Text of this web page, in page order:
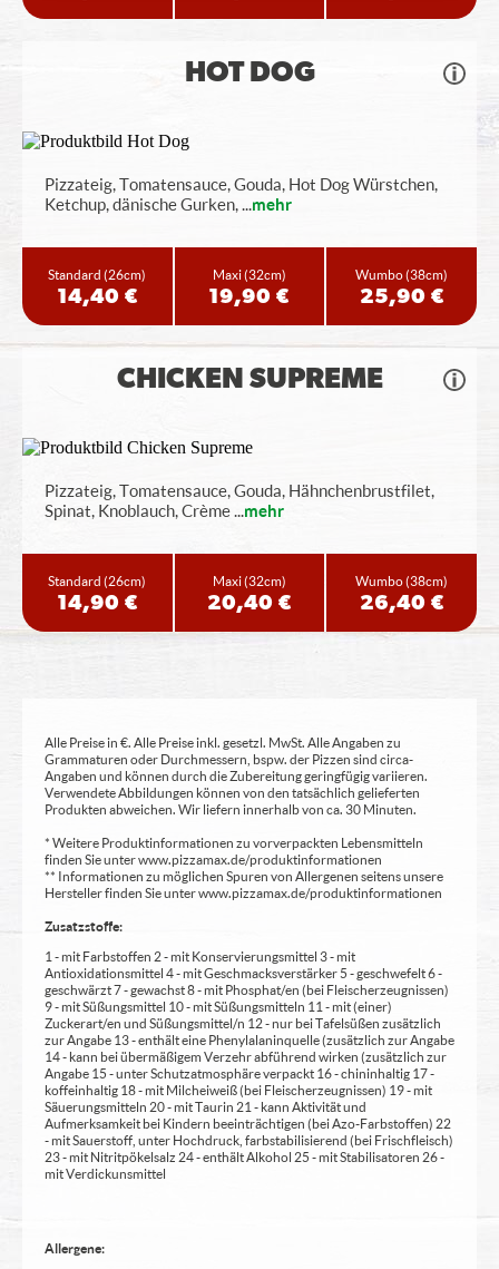
HOT DOG
Pizzateig, Tomatensauce, Gouda, Hot Dog Würstchen,
Ketchup, dänische Gurken,...mehr
Standard(26cm)
14,40 €
Maxi(32cm)
19,90 €
Wumbo(38cm)
25,90 €
CHICKEN SUPREME
Pizzateig, Tomatensauce, Gouda, Hähnchenbrustfilet,
Spinat, Knoblauch, Crème...mehr
Standard(26cm)
14,90 €
Maxi(32cm)
20,40 €
Wumbo(38cm)
26,40 €
Alle Preise in €. Alle Preise inkl. gesetzl. MwSt. Alle Angaben zu
Grammaturen oder Durchmessern, bspw. der Pizzen sind circa-
Angaben und können durch die Zubereitung geringfügig variieren.
Verwendete Abbildungen können von den tatsächlich gelieferten
Produkten abweichen. Wir liefern innerhalb von ca. 30 Minuten.
* Weitere Produktinformationen zu vorverpackten Lebensmitteln
finden Sie unter www.pizzamax.de/produktinformationen
** Informationen zu möglichen Spuren von Allergenen seitens unsere
Hersteller finden Sie unter www.pizzamax.de/produktinformationen
Zusatzstoffe:
1 - mit Farbstoffen 2 - mit Konservierungsmittel 3 - mit
Antioxidationsmittel 4 - mit Geschmacksverstärker 5 - geschwefelt 6 -
geschwärzt 7 - gewachst 8 - mit Phosphat/en (bei Fleischerzeugnissen)
9 - mit Süßungsmittel 10 - mit Süßungsmitteln 11 - mit (einer)
Zuckerart/en und Süßungsmittel/n 12 - nur bei Tafelsüßen zusätzlich
zur Angabe 13 - enthält eine Phenylalaninquelle (zusätzlich zur Angabe
14 - kann bei übermäßigem Verzehr abführend wirken (zusätzlich zur
Angabe 15 - unter Schutzatmosphäre verpackt 16 - chininhaltig 17 -
koffeinhaltig 18 - mit Milcheiweiß (bei Fleischerzeugnissen) 19 - mit
Säuerungsmitteln 20 - mit Taurin 21 - kann Aktivität und
Aufmerksamkeit bei Kindern beeinträchtigen (bei Azo-Farbstoffen) 22
- mit Sauerstoff, unter Hochdruck, farbstabilisierend (bei Frischfleisch)
23 - mit Nitritpökelsalz 24 - enthält Alkohol 25 - mit Stabilisatoren 26 -
mit Verdickunsmittel
Allergene: